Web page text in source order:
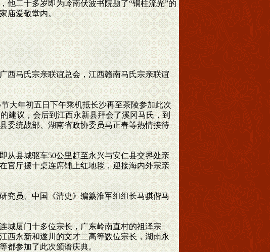
二十多岁即为岭南伏波书院题了“铜柱流光”的
庙爱敬堂内。
马氏宗亲联谊总会，江西赣南马氏宗亲联谊
大年初五日下午乘机抵长沙再至茶陵参加此次
建议，会后到江西永新县拜会了溪冈马氏，到
委统战部、湖南省政协委员马正春等热情接待
县城驱车50公里赶至永兴与安仁县交界处亲
官厅摆十桌连席铺上红地毯，迎接海内外宗亲
员、中国《清史》编纂淮军组组长马骐偕马
厦门十多位宗长，广东岭南直村的祖泽宗
西永新和遂川的文才二高等数位宗长，湖南永
都参加了此次颁谱庆典。